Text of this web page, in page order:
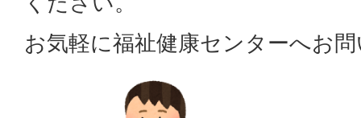
お気軽に福祉健康センターへお